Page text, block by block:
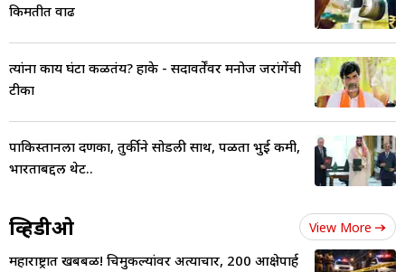
किमतीत वाढ
त्यांना काय घंटा कळतंय? हाके - सदावर्तेंवर मनोज जरांगेंची
टीका
पाकिस्तानला दणका, तुर्कीने सोडली साथ, पळता भुई कमी,
भारताबद्दल थेट..
व्हिडीओ View More
महाराष्ट्रात खबबळ! चिमुकल्यांवर अत्याचार, 200 आक्षेपार्ह